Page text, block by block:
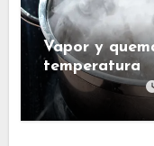
Vapor y
temperatura